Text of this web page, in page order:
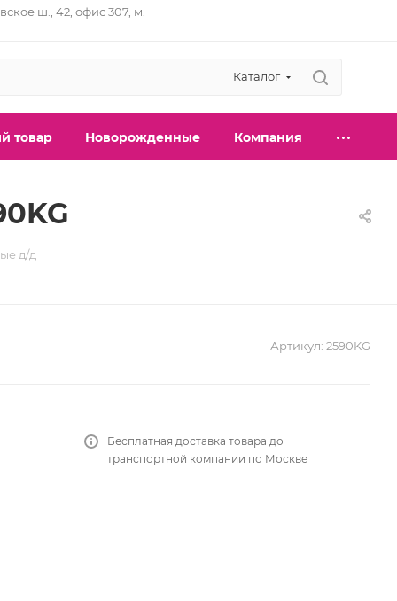
ш., 42, офис 307, м.
Каталог
товар Новорожденные Компания
д/д
Артикул: 2590KG
Бесплатная доставка товара до
транспортной компании по Москве